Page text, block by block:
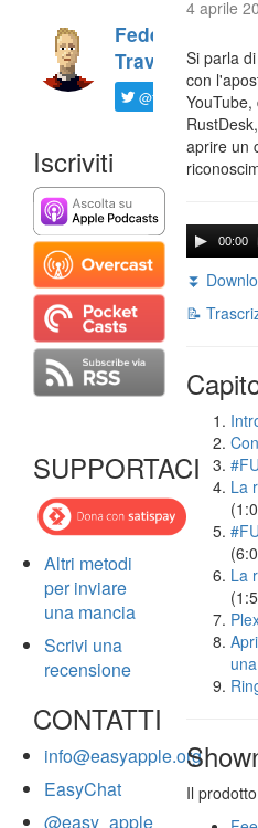
Federico
Travaini
@ftrava
Iscriviti
SUPPORTACI
Altri metodi
per inviare
una mancia
Scrivi una
recensione
CONTATTI
info@easyapple.org
EasyChat
@easy_apple
4 aprile
Si parla
con
aprire un
00:00
⏬
📝
La
La
Il